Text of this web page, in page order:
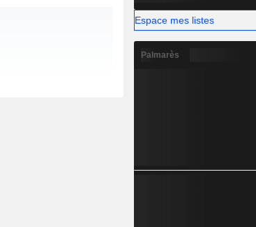
Espace mes listes
Palmarès